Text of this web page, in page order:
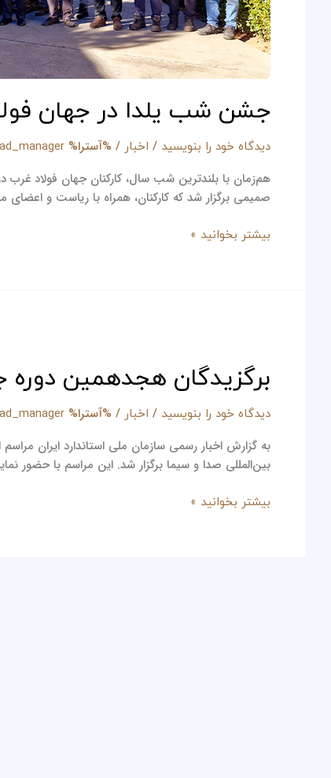
جشن شب یلدا در جهان
دیدگاه‌ خود را بنویسید / اخبار / %آسترا%
هم‌زمان با بلندترین شب سال، کارکنان جهان فولاد
صمیمی برگزار شد که کارکنان، همراه با ریاست و
سفره
یلدا
بیشتر بخوانید »
برگزیدگان هجدهمین دوره
دیدگاه‌ خود را بنویسید / اخبار / %آسترا%
بین‌المللی صدا و سیما برگزار شد. این مراسم با حضور
دوره
جایزه
ملی
ایران
معرفی
بیشتر بخوانید »